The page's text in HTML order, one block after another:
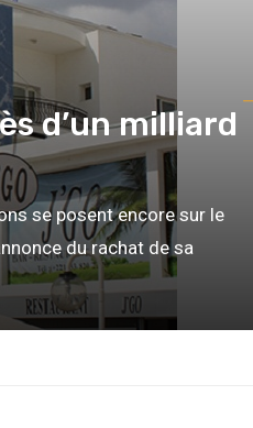
d’un milliard
se posent encore sur le
du rachat de sa